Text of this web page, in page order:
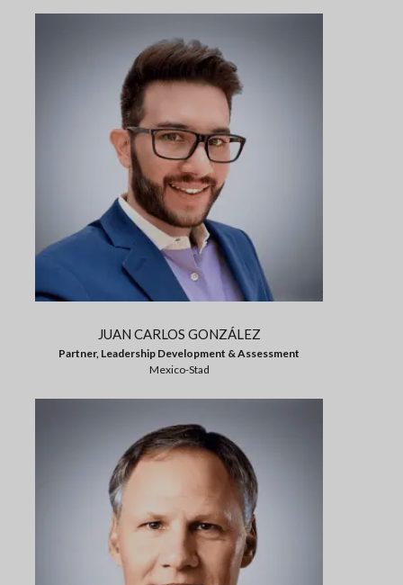
JUAN CARLOS GONZÁLEZ
Partner, Leadership Development & Assessment
Mexico-Stad